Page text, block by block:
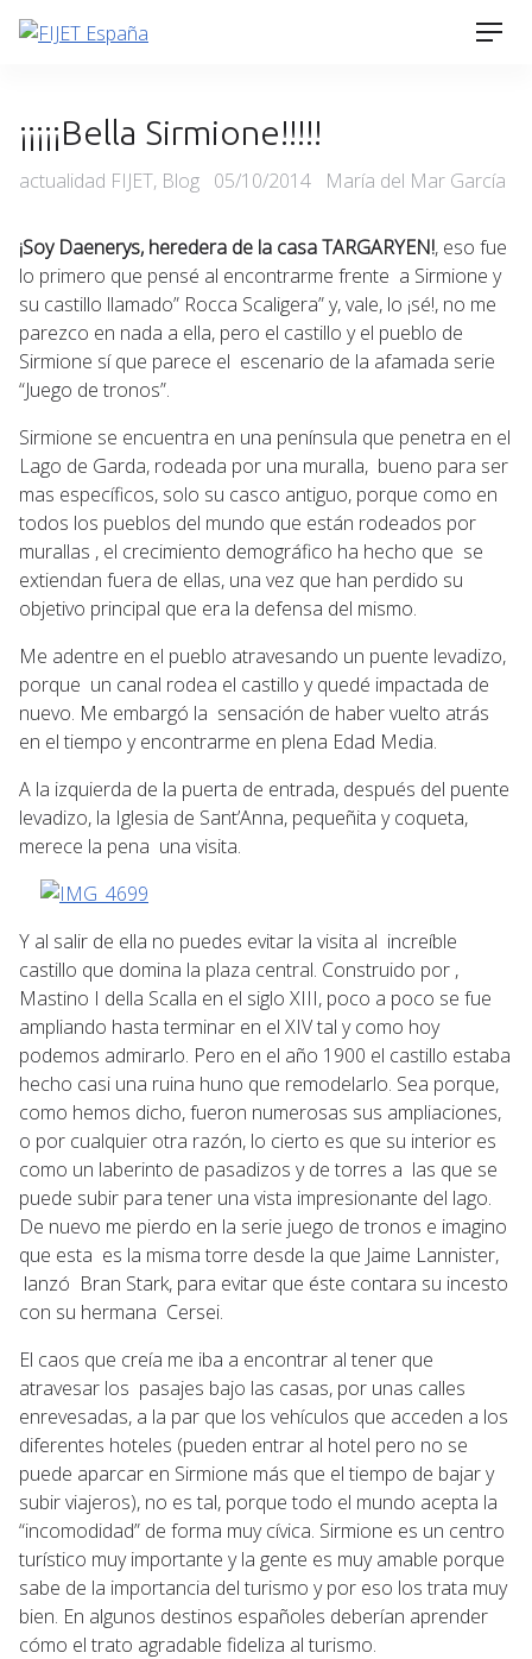
Skip
¡¡¡¡¡Bella Sirmione!!!!!
Categories
actualidad FIJET, Blog Posted
05/10/2014 María del Mar García
¡Soy Daenerys, heredera de la casa TARGARYEN!, eso fue
lo primero que pensé al encontrarme frente a Sirmione y
su castillo llamado” Rocca Scaligera” y, vale, lo ¡sé!, no me
parezco en nada a ella, pero el castillo y el pueblo de
Sirmione sí que parece el escenario de la afamada serie
“Juego de tronos”.
Sirmione se encuentra en una península que penetra en el
Lago de Garda, rodeada por una muralla, bueno para ser
mas específicos, solo su casco antiguo, porque como en
todos los pueblos del mundo que están rodeados por
murallas , el crecimiento demográfico ha hecho que se
extiendan fuera de ellas, una vez que han perdido su
objetivo principal que era la defensa del mismo.
Me adentre en el pueblo atravesando un puente levadizo,
porque un canal rodea el castillo y quedé impactada de
nuevo. Me embargó la sensación de haber vuelto atrás
en el tiempo y encontrarme en plena Edad Media.
A la izquierda de la puerta de entrada, después del puente
levadizo, la Iglesia de Sant’Anna, pequeñita y coqueta,
merece la pena una visita.
Y al salir de ella no puedes evitar la visita al increíble
castillo que domina la plaza central. Construido por ,
Mastino I della Scalla en el siglo XIII, poco a poco se fue
ampliando hasta terminar en el XIV tal y como hoy
podemos admirarlo. Pero en el año 1900 el castillo estaba
hecho casi una ruina huno que remodelarlo. Sea porque,
como hemos dicho, fueron numerosas sus ampliaciones,
o por cualquier otra razón, lo cierto es que su interior es
como un laberinto de pasadizos y de torres a las que se
puede subir para tener una vista impresionante del lago.
De nuevo me pierdo en la serie juego de tronos e imagino
que esta es la misma torre desde la que Jaime Lannister,
lanzó Bran Stark, para evitar que éste contara su incesto
con su hermana Cersei.
El caos que creía me iba a encontrar al tener que
atravesar los pasajes bajo las casas, por unas calles
enrevesadas, a la par que los vehículos que acceden a los
diferentes hoteles (pueden entrar al hotel pero no se
puede aparcar en Sirmione más que el tiempo de bajar y
subir viajeros), no es tal, porque todo el mundo acepta la
“incomodidad” de forma muy cívica. Sirmione es un centro
turístico muy importante y la gente es muy amable porque
sabe de la importancia del turismo y por eso los trata muy
bien. En algunos destinos españoles deberían aprender
cómo el trato agradable fideliza al turismo.